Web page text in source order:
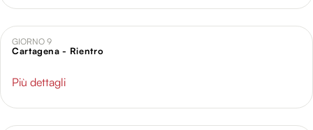
GIORNO 9
Cartagena - Rientro
Più dettagli